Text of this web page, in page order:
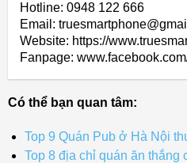
Hotline: 0948 122 666
Email:
Website: https://
Fanpage:
Có thể bạn quan tâm:
Top 9 Quán Pub ở Hà Nội
Top 8 địa chỉ quán ăn thắng